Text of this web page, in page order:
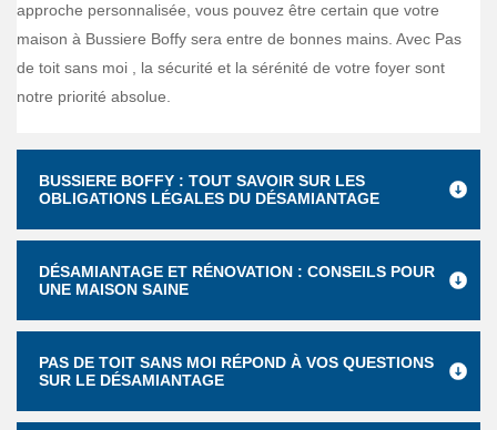
approche personnalisée, vous pouvez être certain que votre
maison à Bussiere Boffy sera entre de bonnes mains. Avec Pas
de toit sans moi , la sécurité et la sérénité de votre foyer sont
notre priorité absolue.
BUSSIERE BOFFY : TOUT SAVOIR SUR LES
OBLIGATIONS LÉGALES DU DÉSAMIANTAGE
DÉSAMIANTAGE ET RÉNOVATION : CONSEILS POUR
UNE MAISON SAINE
PAS DE TOIT SANS MOI RÉPOND À VOS QUESTIONS
SUR LE DÉSAMIANTAGE